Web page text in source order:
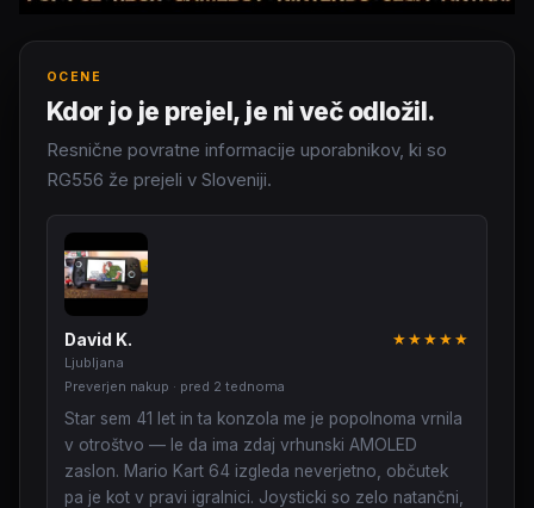
OCENE
Kdor jo je prejel, je ni več odložil.
Resnične povratne informacije uporabnikov, ki so
RG556 že prejeli v Sloveniji.
David K.
Ljubljana
★★★★★
Preverjen nakup · pred 2 tednoma
Star sem 41 let in ta konzola me je popolnoma vrnila
v otroštvo — le da ima zdaj vrhunski AMOLED
zaslon. Mario Kart 64 izgleda neverjetno, občutek
pa je kot v pravi igralnici. Joysticki so zelo natančni,